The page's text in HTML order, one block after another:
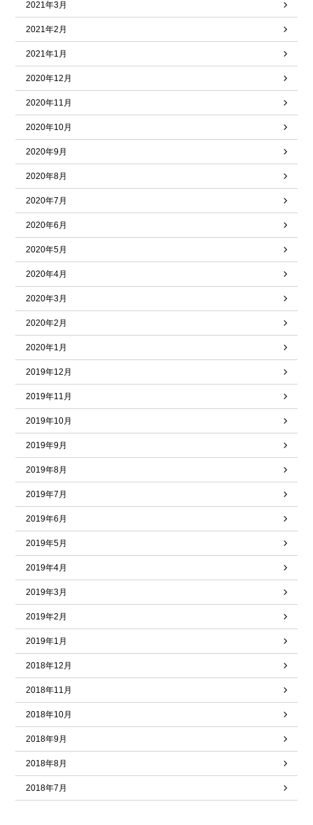
2021年3月
2021年2月
2021年1月
2020年12月
2020年11月
2020年10月
2020年9月
2020年8月
2020年7月
2020年6月
2020年5月
2020年4月
2020年3月
2020年2月
2020年1月
2019年12月
2019年11月
2019年10月
2019年9月
2019年8月
2019年7月
2019年6月
2019年5月
2019年4月
2019年3月
2019年2月
2019年1月
2018年12月
2018年11月
2018年10月
2018年9月
2018年8月
2018年7月